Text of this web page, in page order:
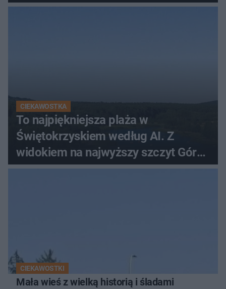
CIEKAWOSTKA
To najpiękniejsza plaża w
Świętokrzyskiem według AI. Z
widokiem na najwyższy szczyt Gór
Świętokrzyskich
CIEKAWOSTKI
Mała wieś z wielką historią i śladami